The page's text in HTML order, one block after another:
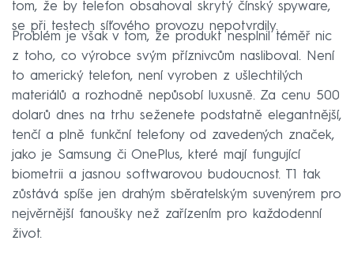
tom, že by telefon obsahoval skrytý čínský spyware,
se při testech síťového provozu nepotvrdily.
Problém je však v tom, že produkt nesplnil téměř nic
z toho, co výrobce svým příznivcům nasliboval. Není
to americký telefon, není vyroben z ušlechtilých
materiálů a rozhodně nepůsobí luxusně. Za cenu 500
dolarů dnes na trhu seženete podstatně elegantnější,
tenčí a plně funkční telefony od zavedených značek,
jako je Samsung či OnePlus, které mají fungující
biometrii a jasnou softwarovou budoucnost. T1 tak
zůstává spíše jen drahým sběratelským suvenýrem pro
nejvěrnější fanoušky než zařízením pro každodenní
život.